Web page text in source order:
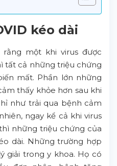
kéo dài
một khi virus được
tất cả những triệu chứng
mất. Phần lớn những
thấy khỏe hơn sau khi
như trải qua bệnh cảm
ngay kể cả khi virus
những triệu chứng của
dài. Những trường hợp
giải trong y khoa. Họ có